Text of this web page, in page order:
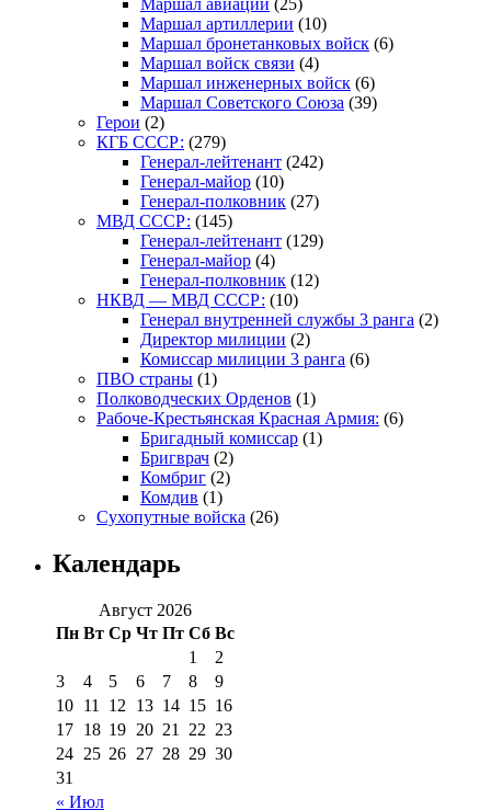
Маршал артиллерии (10)
Маршал бронетанковых войск (6)
Маршал войск связи (4)
Маршал инженерных войск (6)
Маршал Советского Союза (39)
Герои (2)
КГБ СССР: (279)
Генерал-лейтенант (242)
Генерал-майор (10)
Генерал-полковник (27)
МВД СССР: (145)
Генерал-лейтенант (129)
Генерал-майор (4)
Генерал-полковник (12)
НКВД — МВД СССР: (10)
Генерал внутренней службы 3 ранга (2)
Директор милиции (2)
Комиссар милиции 3 ранга (6)
ПВО страны (1)
Полководческих Орденов (1)
Рабоче-Крестьянская Красная Армия: (6)
Бригадный комиссар (1)
Бригврач (2)
Комбриг (2)
Комдив (1)
Сухопутные войска (26)
Календарь
Август 2026
Пн Вт Ср Чт Пт Сб Вс
« Июл
1
2
3
4 5 6 7 8
9
10 11 12 13 14 15 16
17 18 19 20 21 22 23
24 25 26 27 28 29 30
31